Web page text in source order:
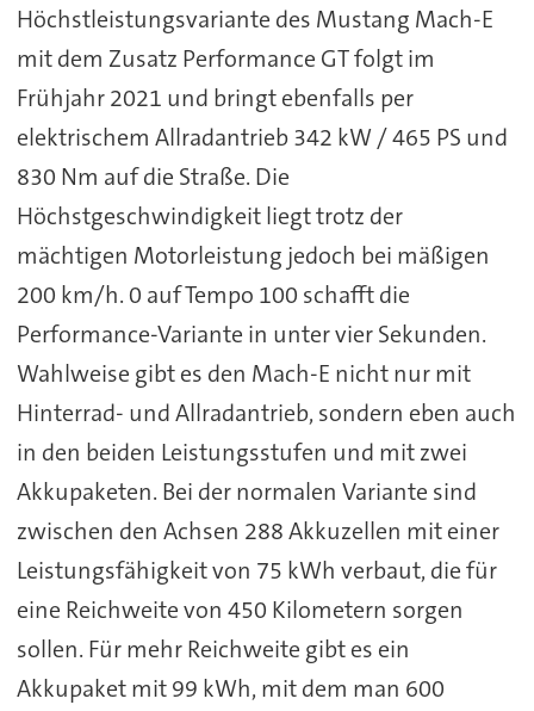
Höchstleistungsvariante des Mustang Mach-E
mit dem Zusatz Performance GT folgt im
Frühjahr 2021 und bringt ebenfalls per
elektrischem Allradantrieb 342 kW / 465 PS und
830 Nm auf die Straße. Die
Höchstgeschwindigkeit liegt trotz der
mächtigen Motorleistung jedoch bei mäßigen
200 km/h. 0 auf Tempo 100 schafft die
Performance-Variante in unter vier Sekunden.
Wahlweise gibt es den Mach-E nicht nur mit
Hinterrad- und Allradantrieb, sondern eben auch
in den beiden Leistungsstufen und mit zwei
Akkupaketen. Bei der normalen Variante sind
zwischen den Achsen 288 Akkuzellen mit einer
Leistungsfähigkeit von 75 kWh verbaut, die für
eine Reichweite von 450 Kilometern sorgen
sollen. Für mehr Reichweite gibt es ein
Akkupaket mit 99 kWh, mit dem man 600